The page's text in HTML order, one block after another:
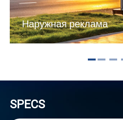
Наружная реклама
SPECS